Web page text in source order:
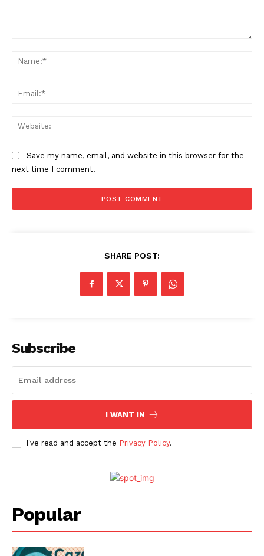
Save my name, email, and website in this browser for the
next time I comment.
SHARE POST:
Subscribe
I WANT IN
I've read and accept the Privacy Policy.
Popular